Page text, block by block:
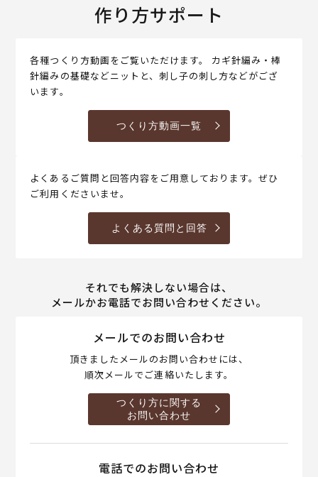
作り方サポート
各種つくり方動画をご覧いただけます。 カギ針編み・棒
針編みの基礎などニットと、刺し子の刺し方などがござ
います。
つくり方動画一覧
よくあるご質問と回答内容をご用意しております。ぜひ
ご利用くださいませ。
よくある質問と回答
それでも解決しない場合は、
メールかお電話でお問い合わせください。
メールでのお問い合わせ
頂きましたメールのお問い合わせには、
順次メールでご連絡いたします。
つくり方に関する
お問い合わせ
電話でのお問い合わせ